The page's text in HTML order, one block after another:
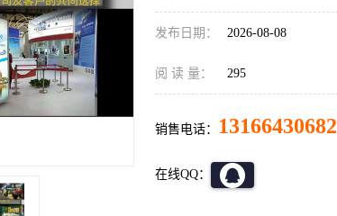
发布日期： 2026-08-08
阅 读 量： 295
销售电话： 13166430682
在线QQ：